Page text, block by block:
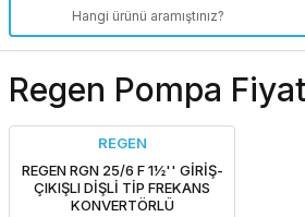
Regen Pompa
REGEN
REGEN RGN 25/6 F 1½'' GİRİŞ-
ÇIKIŞLI DİŞLİ TİP FREKANS
KONVERTÖRLÜ